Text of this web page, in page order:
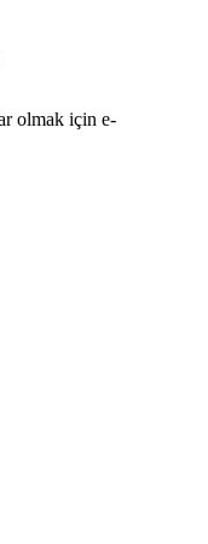
olmak için e-